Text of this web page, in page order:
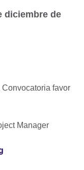
diciembre de
favor
Manager